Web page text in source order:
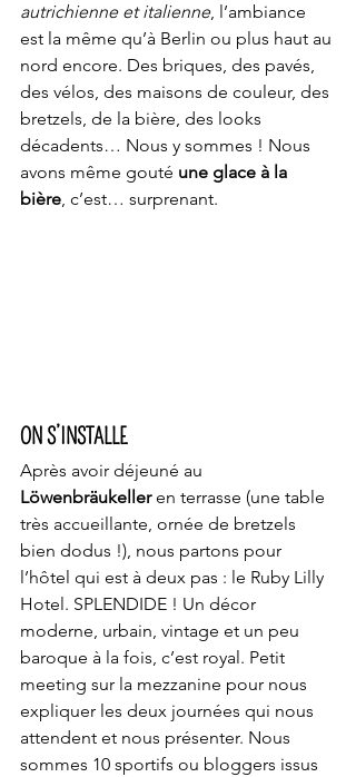
autrichienne et italienne, l’ambiance
est la même qu’à Berlin ou plus haut au
nord encore. Des briques, des pavés,
des vélos, des maisons de couleur, des
bretzels, de la bière, des looks
décadents… Nous y sommes ! Nous
avons même gouté une glace à la
bière, c’est… surprenant.
ON S’INSTALLE
Après avoir déjeuné au
Löwenbräukeller en terrasse (une table
très accueillante, ornée de bretzels
bien dodus !), nous partons pour
l’hôtel qui est à deux pas : le Ruby Lilly
Hotel. SPLENDIDE ! Un décor
moderne, urbain, vintage et un peu
baroque à la fois, c’est royal. Petit
meeting sur la mezzanine pour nous
expliquer les deux journées qui nous
attendent et nous présenter. Nous
sommes 10 sportifs ou bloggers issus